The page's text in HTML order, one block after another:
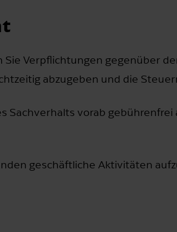
Verpflichtungen gegenüber
abzugeben und die
Sachverhalts vorab gebührenfrei
geschäftliche Aktivitäten